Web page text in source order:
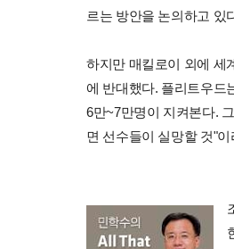
르는 방안을 논의하고 있
하지만 매킬로이 외에 세
에 반대했다. 플리트우드
6만~7만명이 지켜본다.
면 선수들이 실망할 것"이